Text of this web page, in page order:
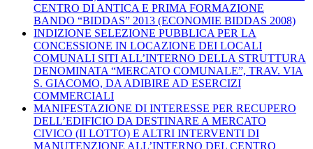
CENTRO DI ANTICA E PRIMA FORMAZIONE
BANDO “BIDDAS” 2013 (ECONOMIE BIDDAS 2008)
INDIZIONE SELEZIONE PUBBLICA PER LA
CONCESSIONE IN LOCAZIONE DEI LOCALI
COMUNALI SITI ALL’INTERNO DELLA STRUTTURA
DENOMINATA “MERCATO COMUNALE”, TRAV. VIA
S. GIACOMO, DA ADIBIRE AD ESERCIZI
COMMERCIALI
MANIFESTAZIONE DI INTERESSE PER RECUPERO
DELL’EDIFICIO DA DESTINARE A MERCATO
CIVICO (II LOTTO) E ALTRI INTERVENTI DI
MANUTENZIONE ALL’INTERNO DEL CENTRO